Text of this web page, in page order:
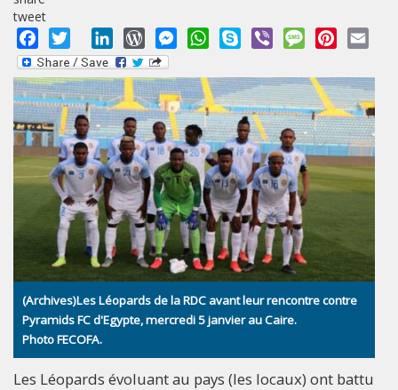
tweet
Facebook
Twitter LinkedInWordPressMessengerWhatsApp
Skype Viber MessagePinterest
(Archives)Les Léopards de la RDC avant leur rencontre contre
Pyramids FC d'Egypte, mercredi 5 janvier au Caire.
Photo FECOFA.
Les Léopards évoluant au pays (les locaux) ont battu